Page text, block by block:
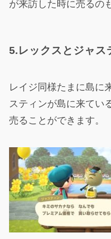
が来訪した時に売るの
5.レックスとジャス
レイジ同様たまに島に
スティンが島に来てい
売ることができます。